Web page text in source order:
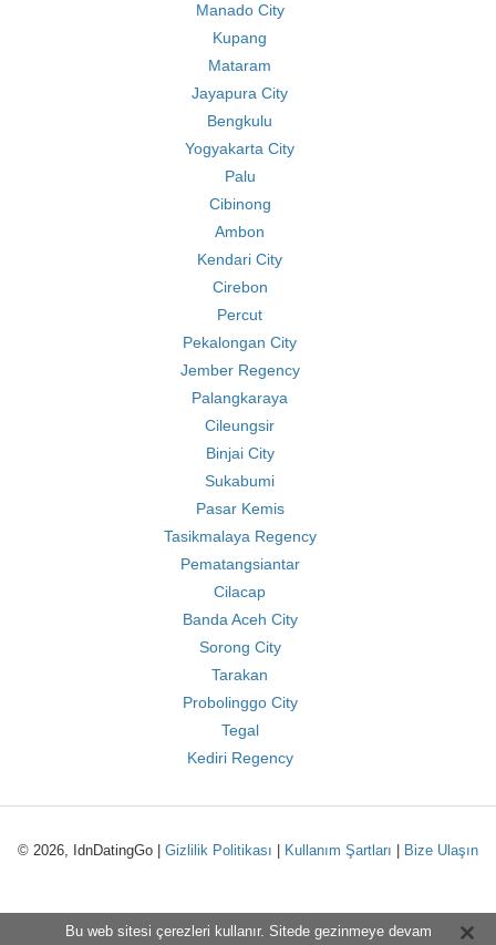
Manado City
Kupang
Mataram
Jayapura City
Bengkulu
Yogyakarta City
Palu
Cibinong
Ambon
Kendari City
Cirebon
Percut
Pekalongan City
Jember Regency
Palangkaraya
Cileungsir
Binjai City
Sukabumi
Pasar Kemis
Tasikmalaya Regency
Pematangsiantar
Cilacap
Banda Aceh City
Sorong City
Tarakan
Probolinggo City
Tegal
Kediri Regency
© 2026, IdnDatingGo | Gizlilik Politikası Kullanım Şartları Bize Ulaşın
Bu web sitesi çerezleri kullanır. Sitede gezinmeye devam